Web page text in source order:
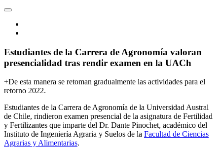
Estudiantes de la Carrera de Agronomía valoran
presencialidad tras rendir examen en la UACh
+De esta manera se retoman gradualmente las actividades para el
retorno 2022.
Estudiantes de la Carrera de Agronomía de la Universidad Austral
de Chile, rindieron examen presencial de la asignatura de Fertilidad
y Fertilizantes que imparte del Dr. Dante Pinochet, académico del
Instituto de Ingeniería Agraria y Suelos de la Facultad de Ciencias
Agrarias y Alimentarias.